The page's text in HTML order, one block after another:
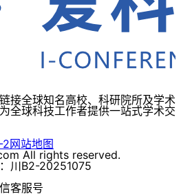
接全球知名高校、科研院所及学术
全球科技工作者提供一站式学术交
2网站地图
All rights reserved.
川B2-20251075
客服号